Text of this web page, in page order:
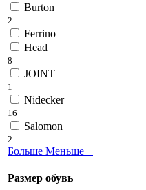
Burton
2
Ferrino
Head
8
JOINT
1
Nidecker
16
Salomon
2
Больше Меньше +
Размер обувь